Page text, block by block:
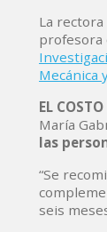
La
profesora
Mecánica
EL
María
las
“Se
seis